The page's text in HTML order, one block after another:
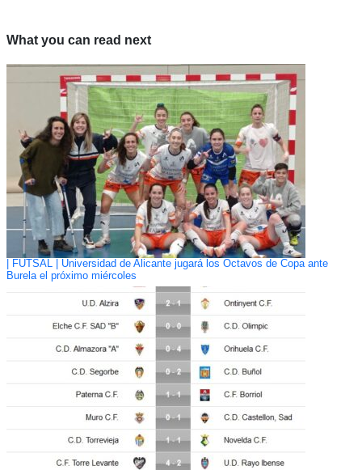
What you can read next
| FUTSAL | Universidad de Alicante jugará los Octavos de Copa ante
Burela el próximo miércoles